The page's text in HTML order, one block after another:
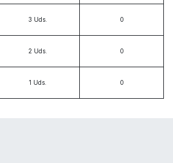
3 Uds.
2 Uds.
1 Uds.